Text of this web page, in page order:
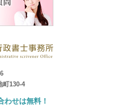
町130-4
わせは無料！